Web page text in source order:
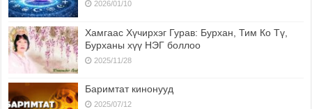
2026/01/10
Хамгаас Хүчирхэг Гурав: Бурхан, Тим Ко Тү,
Бурханы хүү НЭГ боллоо
2025/11/28
Баримтат кинонууд
2025/07/12